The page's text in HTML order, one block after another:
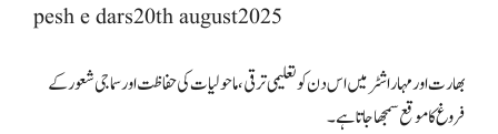
pesh e dars20th august2025
بھارت اور مہاراشٹر میں اس دن کو تعلیمی ترقی، ماحولیات کی حفاظت اور سماجی شعور کے
فروغ کا موقع سمجھا جاتا ہے۔